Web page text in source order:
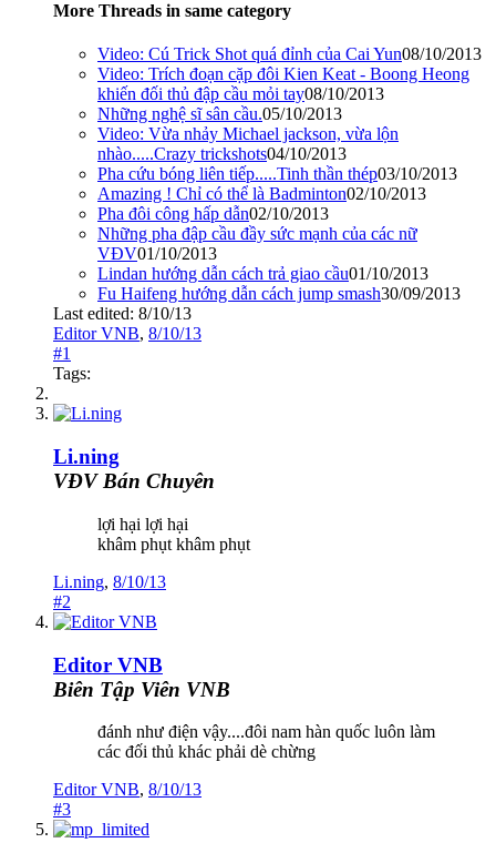
More Threads in same category
Video: Cú Trick Shot quá đỉnh của Cai Yun08/10/2013
Video: Trích đoạn cặp đôi Kien Keat - Boong Heong
khiến đối thủ đập cầu mỏi tay08/10/2013
Những nghệ sĩ sân cầu.05/10/2013
Video: Vừa nhảy Michael jackson, vừa lộn
nhào.....Crazy trickshots04/10/2013
Pha cứu bóng liên tiếp.....Tinh thần thép03/10/2013
Amazing ! Chỉ có thể là Badminton02/10/2013
Pha đôi công hấp dẫn02/10/2013
Những pha đập cầu đầy sức mạnh của các nữ
VĐV01/10/2013
Lindan hướng dẫn cách trả giao cầu01/10/2013
Fu Haifeng hướng dẫn cách jump smash30/09/2013
Last edited: 8/10/13
Editor VNB, 8/10/13
#1
Tags:
Li.ning
VĐV Bán Chuyên
lợi hại lợi hại
khâm phụt khâm phụt
Li.ning, 8/10/13
#2
Editor VNB
Biên Tập Viên VNB
đánh như điện vậy....đôi nam hàn quốc luôn làm
các đối thủ khác phải dè chừng
Editor VNB, 8/10/13
#3